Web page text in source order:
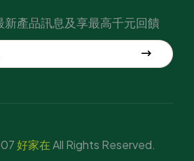
新產品訊息及享最高千元回饋
好家在All Rights Reserved.